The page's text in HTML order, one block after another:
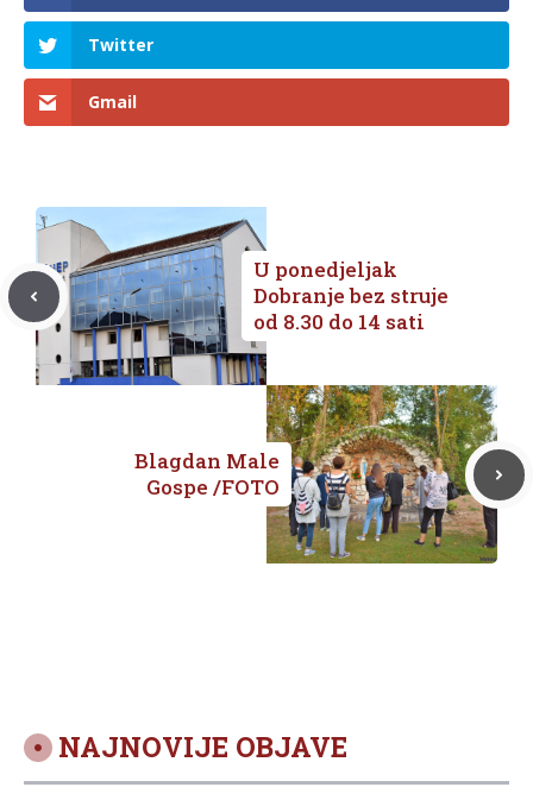
Twitter
Gmail
U ponedjeljak
Dobranje bez struje
od 8.30 do 14 sati
Blagdan Male
Gospe /FOTO
NAJNOVIJE OBJAVE